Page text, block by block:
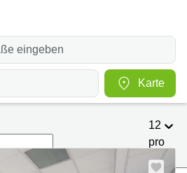
Karte
12
pro
Seite